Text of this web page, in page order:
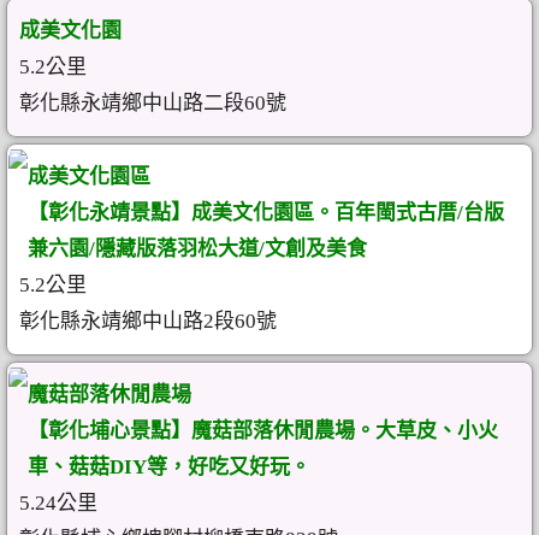
成美文化園
5.2公里
彰化縣永靖鄉中山路二段60號
成美文化園區
【彰化永靖景點】成美文化園區。百年閩式古厝/台版
兼六園/隱藏版落羽松大道/文創及美食
5.2公里
彰化縣永靖鄉中山路2段60號
魔菇部落休閒農場
【彰化埔心景點】魔菇部落休閒農場。大草皮、小火
車、菇菇DIY等，好吃又好玩。
5.24公里